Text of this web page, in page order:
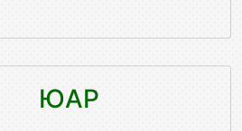
ЮАР